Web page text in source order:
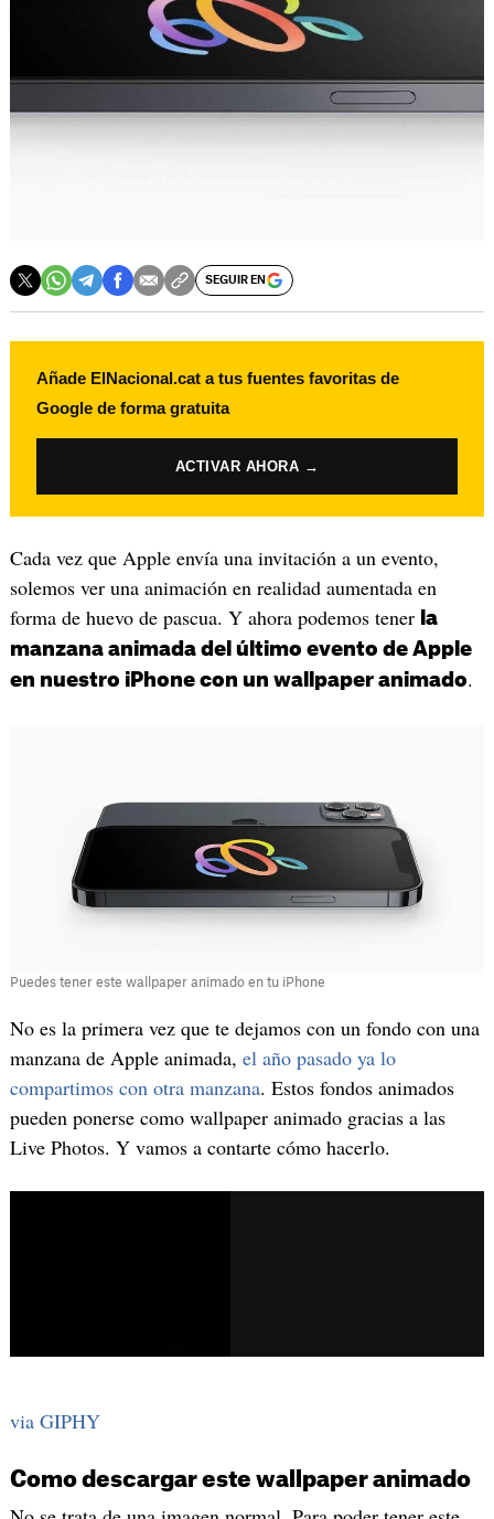
SEGUIR EN
Añade ElNacional.cat a tus fuentes favoritas de
Google de forma gratuita
ACTIVAR AHORA →
Cada vez que Apple envía una invitación a un evento,
solemos ver una animación en realidad aumentada en
forma de huevo de pascua. Y ahora podemos tener la
manzana animada del último evento de Apple
en nuestro iPhone con un wallpaper animado.
Puedes tener este wallpaper animado en tu iPhone
No es la primera vez que te dejamos con un fondo con una
manzana de Apple animada, el año pasado ya lo
compartimos con otra manzana. Estos fondos animados
pueden ponerse como wallpaper animado gracias a las
Live Photos. Y vamos a contarte cómo hacerlo.
via GIPHY
Como descargar este wallpaper animado